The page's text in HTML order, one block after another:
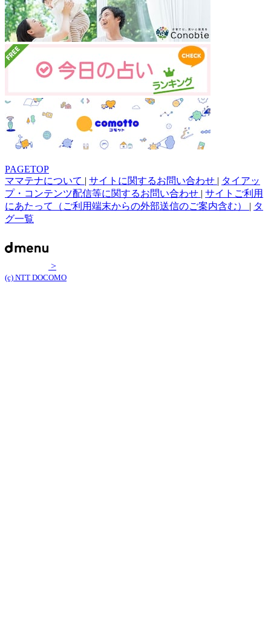
PAGETOP
ママテナについて | サイトに関するお問い合わせ | タイアッ
プ・コンテンツ配信等に関するお問い合わせ | サイトご利用
にあたって（ご利用端末からの外部送信のご案内含む） | タ
グ一覧
>
(c) NTT DOCOMO